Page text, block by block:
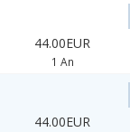
44.00EUR
1 An
44.00EUR